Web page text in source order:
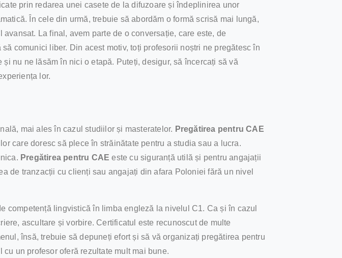
prin redarea unei casete de la difuzoare și îndeplinirea unor
În cele din urmă, trebuie să abordăm o formă scrisă mai lungă,
La final, avem parte de o conversație, care este, de
comunici liber. Din acest motiv, toți profesorii noștri ne pregătesc în
nu ne lăsăm în nici o etapă. Puteți, desigur, să încercați să vă
lor.
mai ales în cazul studiilor și masteratelor. Pregătirea pentru CAE
care doresc să plece în străinătate pentru a studia sau a lucra.
Pregătirea pentru CAE este cu siguranță utilă și pentru angajații
de tranzacții cu clienți sau angajați din afara Poloniei fără un nivel
competență lingvistică în limba engleză la nivelul C1. Ca și în cazul
ascultare și vorbire. Certificatul este recunoscut de multe
însă, trebuie să depuneți efort și să vă organizați pregătirea pentru
un profesor oferă rezultate mult mai bune.